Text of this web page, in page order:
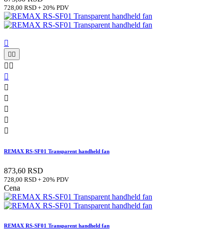
728,00 RSD + 20% PDV

 
 






REMAX RS-SF01 Transparent handheld fan
873,60 RSD
728,00 RSD + 20% PDV
Cena
REMAX RS-SF01 Transparent handheld fan